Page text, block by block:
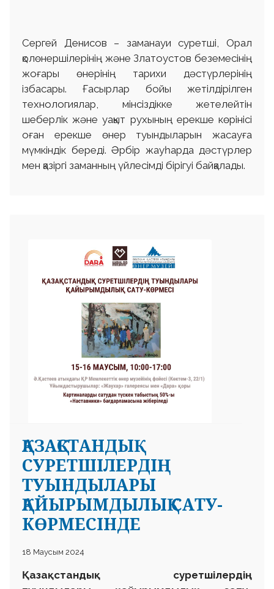
Сергей Денисов – заманауи суретші, Орал
қолөнершілерінің және Златоустов беземесінің
жоғары өнерінің тарихи дәстүрлерінің
ізбасары. Ғасырлар бойы жетілдірілген
технологиялар, мінсіздікке жетелейтін
шеберлік және уақыт рухының ерекше көрінісі
оған ерекше өнер туындыларын жасауға
мүмкіндік береді. Әрбір жауһарда дәстүрлер
мен қазіргі заманның үйлесімді бірігуі байқалады.
ҚАЗАҚСТАНДЫҚ
СУРЕТШІЛЕРДІҢ
ТУЫНДЫЛАРЫ
ҚАЙЫРЫМДЫЛЫҚ САТУ-
КӨРМЕСІНДЕ
18 Маусым 2024
Қазақстандық суретшілердің